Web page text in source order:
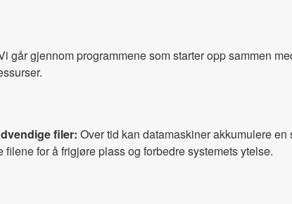
går gjennom programmene som starter opp sammen
filer: Over tid kan datamaskiner akkumulere
for å frigjøre plass og forbedre systemets ytelse.